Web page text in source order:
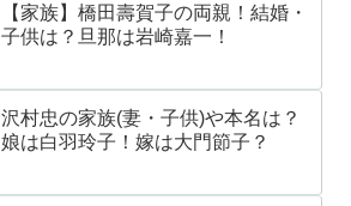
【家族】橋田壽賀子の両親！結婚・
子供は？旦那は岩崎嘉一！
沢村忠の家族(妻・子供)や本名は？
娘は白羽玲子！嫁は大門節子？